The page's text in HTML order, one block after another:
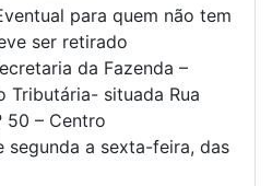
para quem não tem
ser retirado
da Fazenda –
Tributária- situada Rua
50 – Centro
segunda a sexta-feira, das